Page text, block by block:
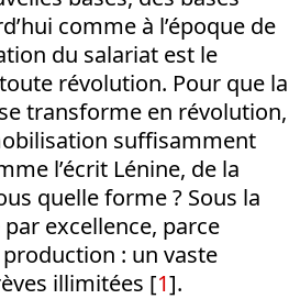
comme à l’époque de
du salariat est le
révolution. Pour que la
transforme en révolution,
suffisamment
l’écrit Lénine, de la
quelle forme ? Sous la
excellence, parce
production : un vaste
illimitées [1].